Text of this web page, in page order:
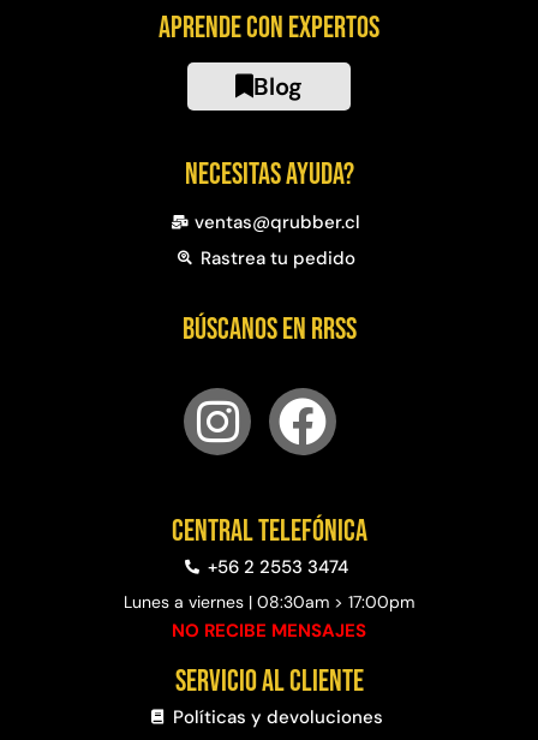
Aprende con expertos
Blog
Necesitas ayuda?
ventas@qrubber.cl
Rastrea tu pedido
Búscanos en RRSS
Central telefónica
+56 2 2553 3474
Lunes a viernes | 08:30am > 17:00pm
NO RECIBE MENSAJES
Servicio al cliente
Políticas y devoluciones